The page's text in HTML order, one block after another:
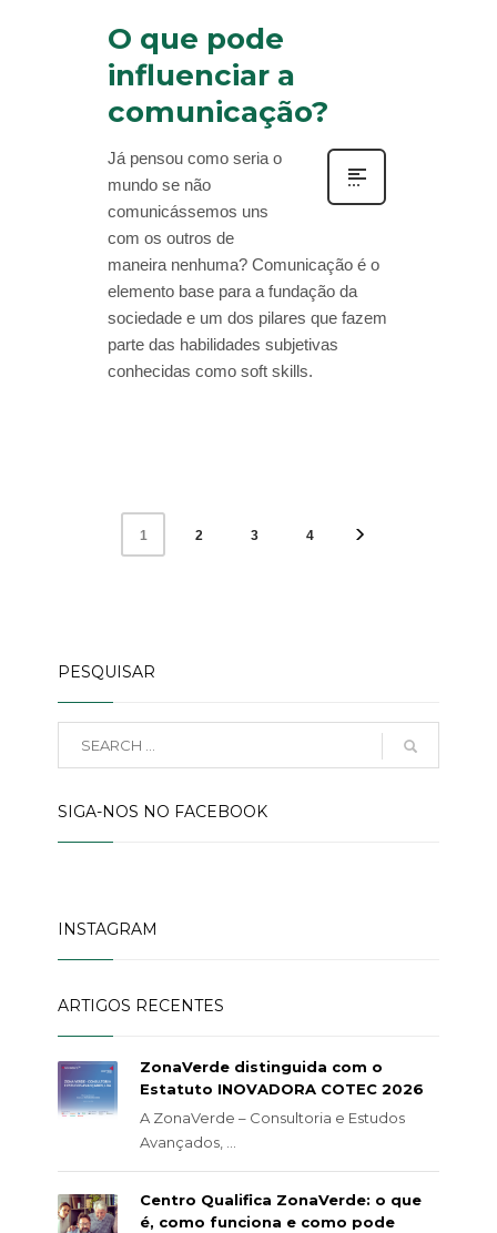
O que pode
influenciar a
comunicação?
Já pensou como seria o
mundo se não
comunicássemos uns
com os outros de
maneira nenhuma? Comunicação é o
elemento base para a fundação da
sociedade e um dos pilares que fazem
parte das habilidades subjetivas
conhecidas como soft skills.
1 2 3 4
PESQUISAR
SIGA-NOS NO FACEBOOK
INSTAGRAM
ARTIGOS RECENTES
ZonaVerde distinguida com o
Estatuto INOVADORA COTEC 2026
A ZonaVerde – Consultoria e Estudos
Avançados, ...
Centro Qualifica ZonaVerde: o que
é, como funciona e como pode